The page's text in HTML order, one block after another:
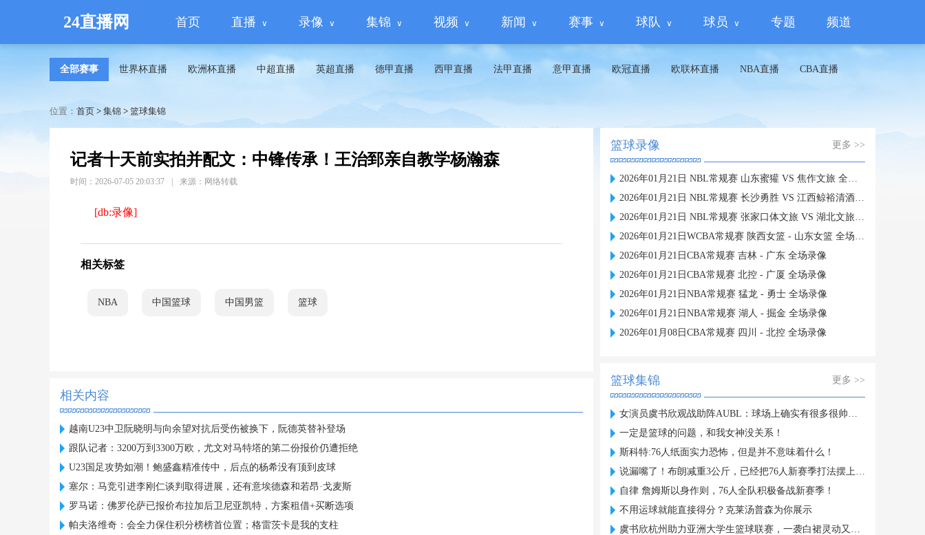
24直播网 首页 直播 录像 集锦 视频 新闻 赛事 球队 球员 专题 频道
全部赛事 世界杯直播 欧洲杯直播 中超直播 英超直播 德甲直播 西甲直播 法甲直播 意甲直播 欧冠直播 欧联杯直播 NBA直播 CBA直播
位置： 首页 > 集锦 > 篮球集锦
记者十天前实拍并配文：中锋传承！王治郅亲自教学杨瀚森
时间：2026-07-05 20:03:37 来源：网络转载
[db:录像]
相关标签
NBA 中国篮球 中国男篮 篮球
相关内容
越南U23中卫阮晓明与向余望对抗后受伤被换下，阮德英替补登场
跟队记者：3200万到3300万欧，尤文对马特塔的第二份报价仍遭拒绝
U23国足攻势如潮！鲍盛鑫精准传中，后点的杨希没有顶到皮球
塞尔：马竞引进李刚仁谈判取得进展，还有意埃德森和若昂·戈麦斯
罗马诺：佛罗伦萨已报价布拉加后卫尼亚凯特，方案租借+买断选项
帕夫洛维奇：会全力保住积分榜榜首位置；格雷茨卡是我的支柱
篮球录像 更多 >>
2026年01月21日 NBL常规赛 山东蜜獾 VS 焦作文旅 全场录像
2026年01月21日 NBL常规赛 长沙勇胜 VS 江西鲸裕清酒 全场录像
2026年01月21日 NBL常规赛 张家口体文旅 VS 湖北文旅 全场录像
2026年01月21日WCBA常规赛 陕西女篮 - 山东女篮 全场录像
2026年01月21日CBA常规赛 吉林 - 广东 全场录像
2026年01月21日CBA常规赛 北控 - 广厦 全场录像
2026年01月21日NBA常规赛 猛龙 - 勇士 全场录像
2026年01月21日NBA常规赛 湖人 - 掘金 全场录像
2026年01月08日CBA常规赛 四川 - 北控 全场录像
篮球集锦 更多 >>
女演员虞书欣观战助阵AUBL：球场上确实有很多很帅的同学
一定是篮球的问题，和我女神没关系！
斯科特:76人纸面实力恐怖，但是并不意味着什么！
说漏嘴了！布朗减重3公斤，已经把76人新赛季打法摆上台面！
自律 詹姆斯以身作则，76人全队积极备战新赛季！
不用运球就能直接得分？克莱汤普森为你展示
虞书欣杭州助力亚洲大学生篮球联赛，一袭白裙灵动又可爱